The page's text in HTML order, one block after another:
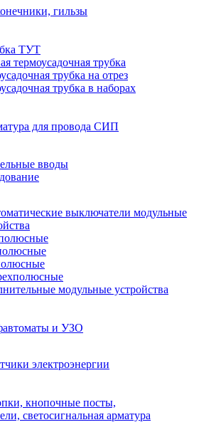
гильзы
ТУТ
термоусадочная трубка
трубка на отрез
трубка в наборах
для провода СИП
вводы
выключатели модульные
модульные устройства
и УЗО
электроэнергии
кнопочные посты,
светосигнальная арматура